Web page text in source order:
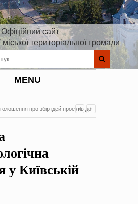
Офіційний сайт
територіальної громади
MENU
про збір ідей проектів до
2020 роки Оголошення про збір ідей
у Київській